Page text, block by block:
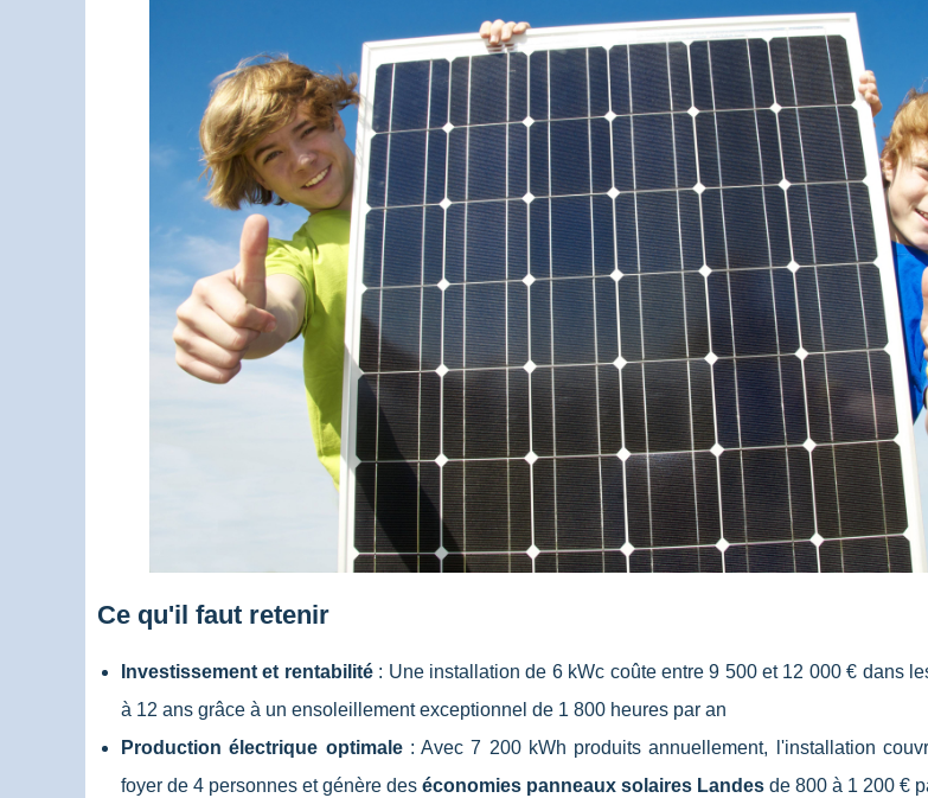
Ce qu'il faut retenir
Investissement et rentabilité: Une installation de 6 kWc coûte entre 9 500 et 12 000 € dans
à 12 ans grâce à un ensoleillement exceptionnel de 1 800 heures par an
Production électrique optimale: Avec 7 200 kWh produits annuellement, l'installation
foyer de 4 personnes et génère des économies panneaux solaires Landes de 800 à 1 200 €